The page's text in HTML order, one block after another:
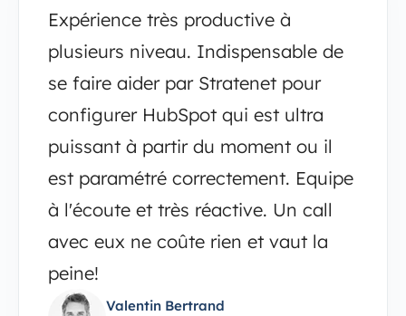
Expérience très productive à
plusieurs niveau. Indispensable de
se faire aider par Stratenet pour
configurer HubSpot qui est ultra
puissant à partir du moment ou il
est paramétré correctement. Equipe
à l'écoute et très réactive. Un call
avec eux ne coûte rien et vaut la
peine!
Valentin Bertrand